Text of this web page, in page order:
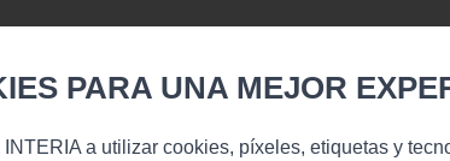
PARA UNA MEJOR
a utilizar cookies, píxeles, etiquetas y